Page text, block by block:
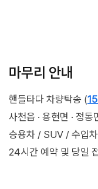
마무리 안내
핸들타다 차량탁송 (
사천읍 · 용현면 · 정
승용차 / SUV / 수입
24시간 예약 및 당일